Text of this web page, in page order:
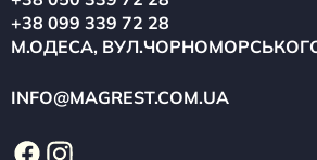
+38 099 339 72 28
М.ОДЕСА,
INFO@MAGREST.COM.UA